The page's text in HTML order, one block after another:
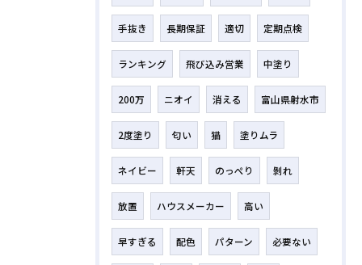
手抜き 長期保証 適切 定期点検
ランキング 飛び込み営業 中塗り
200万 ニオイ 消える 富山県射水市
2度塗り 匂い 猫 塗りムラ
ネイビー 軒天 のっぺり 剝れ
放置 ハウスメーカー 高い
早すぎる 配色 パターン 必要ない